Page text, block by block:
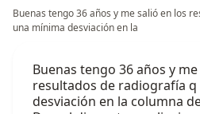
Buenas tengo 36 años y me salió en los
una mínima desviación en la
Buenas tengo 36 años y
resultados de radiografía
desviación en la columna